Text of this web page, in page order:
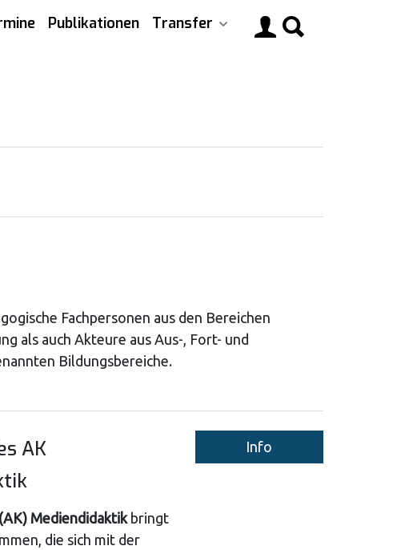
Publikationen Transfer
Fachpersonen aus den Bereichen
als auch Akteure aus Aus-, Fort- und
Bildungsbereiche.
AK
Mediendidaktikbringt
die sich mit der
Info